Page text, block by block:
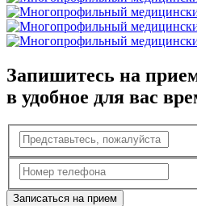
Запишитесь на
в удобное для вас
Записаться на прием